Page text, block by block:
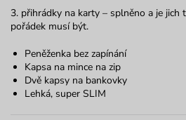
3. přihrádky na karty – splněno a je jich
pořádek musí být.
Peněženka bez zapínání
Kapsa na mince na zip
Dvě kapsy na bankovky
Lehká, super SLIM